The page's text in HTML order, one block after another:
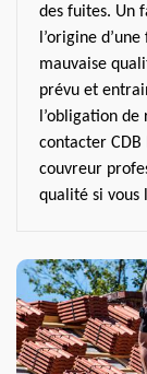
des fuites. Un
l’origine
mauvaise
prévu et
l’obligation
contacter CDB
couvreur
qualité si vous